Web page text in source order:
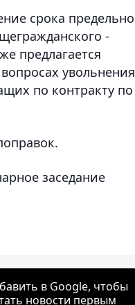
срока
-
предлагается
по контракту по
заседание
в Google, чтобы
новости первым